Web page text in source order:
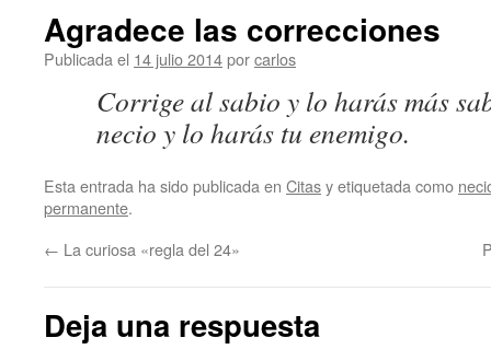
Agradece las correcciones
Publicada el 14 julio 2014porcarlos
Corrige al sabio y lo harás más
necio y lo harás tu enemigo.
Esta entrada ha sido publicada en Citasy etiquetada como
permanente.
← La curiosa «regla del 24»
Deja una respuesta